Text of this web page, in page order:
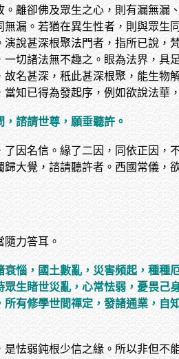
離卻佛及眾生之心，則有漏無漏
漏。若猶在異生性者，則與眾生
說甚深根聚法門者，指所已說，
切諸法無不趣之。眼為法界，具
名甚深，秖此甚深根聚，能生物
知已得為發起序，例如欲說法華
諮請世尊，願垂聽許。
因名信。緣了二因，同依正因，
大覺，諮請聽許者。西國常儀，
力答耳。
惱，國土數亂，災害頻起，種種
生睹世災亂，心常怯弱，憂畏己
有修學世間禪定，發諸通業，自
怯弱鈍根少信之緣。所以非但不